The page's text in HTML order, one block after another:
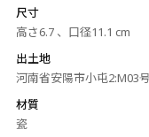
尺寸
高さ6.7 、口径11.1 cm
出土地
河南省安陽市小屯2:M03
材質
瓷